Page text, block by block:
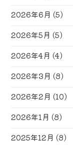
2026年6月 (5)
2026年5月 (5)
2026年4月 (4)
2026年3月 (8)
2026年2月 (10)
2026年1月 (8)
2025年12月 (8)